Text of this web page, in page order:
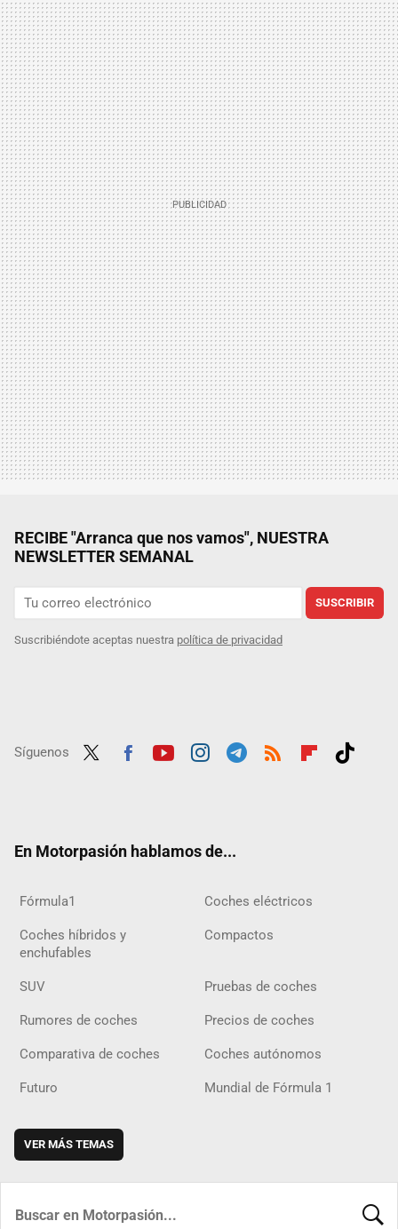
RECIBE "Arranca que nos vamos", NUESTRA
NEWSLETTER SEMANAL
SUSCRIBIR
Suscribiéndote aceptas nuestra política de privacidad
Síguenos
En Motorpasión hablamos de...
Fórmula1 Coches eléctricos
Coches híbridos y
enchufables
Compactos
SUV Pruebas de coches
Rumores de coches Precios de coches
Comparativa de coches Coches autónomos
Futuro Mundial de Fórmula 1
VER MÁS TEMAS